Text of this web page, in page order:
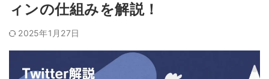
ィンの仕組みを解説！
2025年1月27日